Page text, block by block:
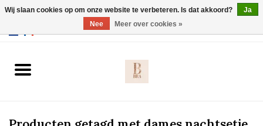
Slip
Wij slaan cookies op om onze website te verbeteren. Is dat akkoord?
Ja
Nee
Meer over cookies »
Webshop werkt met EU maten. .